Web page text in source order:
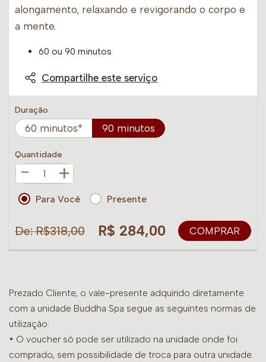
alongamento, relaxando e revigorando o corpo e
a mente.
60 ou 90 minutos
Compartilhe este serviço
Duração
60 minutos* 90 minutos
Quantidade
+
Para Você Presente
De: R$318,00 R$ 284,00 COMPRAR
Prezado Cliente, o vale-presente adquirido diretamente
com a unidade Buddha Spa segue as seguintes normas de
utilização:
• O voucher só pode ser utilizado na unidade onde foi
comprado, sem possibilidade de troca para outra unidade.